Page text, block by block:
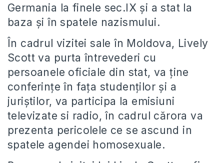
Germania la finele sec.IX şi a stat la
baza şi în spatele nazismului.
În cadrul vizitei sale în Moldova, Lively
Scott va purta întrevederi cu
persoanele oficiale din stat, va ţine
conferinţe în faţa studenţilor şi a
juriştilor, va participa la emisiuni
televizate si radio, în cadrul cărora va
prezenta pericolele ce se ascund in
spatele agendei homosexuale.